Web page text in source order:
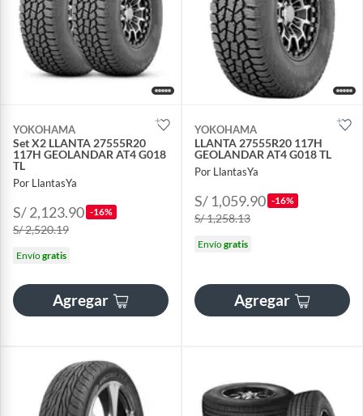
YOKOHAMA
Set X2 LLANTA 27555R20
117H GEOLANDAR AT4 G018
TL
Por LlantasYa
S/ 2,123.90 -16%
S/ 2,520.19
Envíogratis
Agregar
YOKOHAMA
LLANTA 27555R20 117H
GEOLANDAR AT4 G018 TL
Por LlantasYa
S/ 1,059.90 -16%
S/ 1,258.13
Envíogratis
Agregar